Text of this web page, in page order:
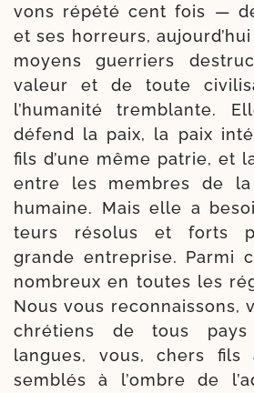
vons répé­té cent fois —
et ses hor­reurs,
moyens guer­riers
valeur et de toute
l’hu­ma­ni­té trem­blante.
défend la paix, la paix
fils d’une même patrie, et
entre les membres de
humaine. Mais elle a
teurs réso­lus et forts
grande entre­prise. Parmi
nom­breux en toutes les
Nous vous recon­nais­sons,
chré­tiens de tous
langues, vous, chers fils
sem­blés à l’ombre de